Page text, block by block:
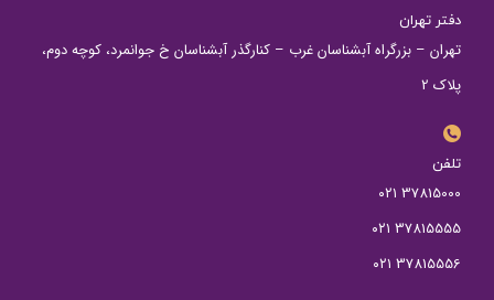
دفتر تهران
تهران – بزرگراه آبشناسان غرب – کنارگذر آبشناسان خ جوانمرد، کوچه دوم،
پلاک 2
تلفن
37815000 ۰۲۱
37815555 ۰۲۱
37815556 ۰۲۱